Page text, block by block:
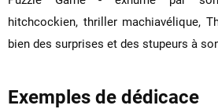
hitchcockien, thriller machiavélique,
bien des surprises et des stupeurs à
Exemples de dédicace